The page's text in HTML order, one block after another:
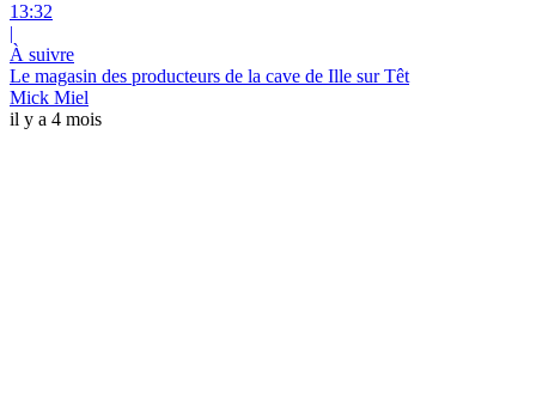
13:32
|
À suivre
Le magasin des producteurs de la cave de Ille sur Têt
Mick Miel
il y a 4 mois